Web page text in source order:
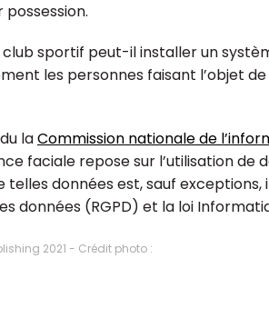
possession.
sportif peut-il installer un
les personnes faisant l’objet
laCommission nationale de
faciale repose sur l’utilisation
telles données est, sauf
données (RGPD) et la loi
2021 - Crédit photo :